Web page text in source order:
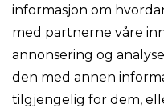
informasjon om
med partnerne våre
annonsering og
den med annen
tilgjengelig for dem,